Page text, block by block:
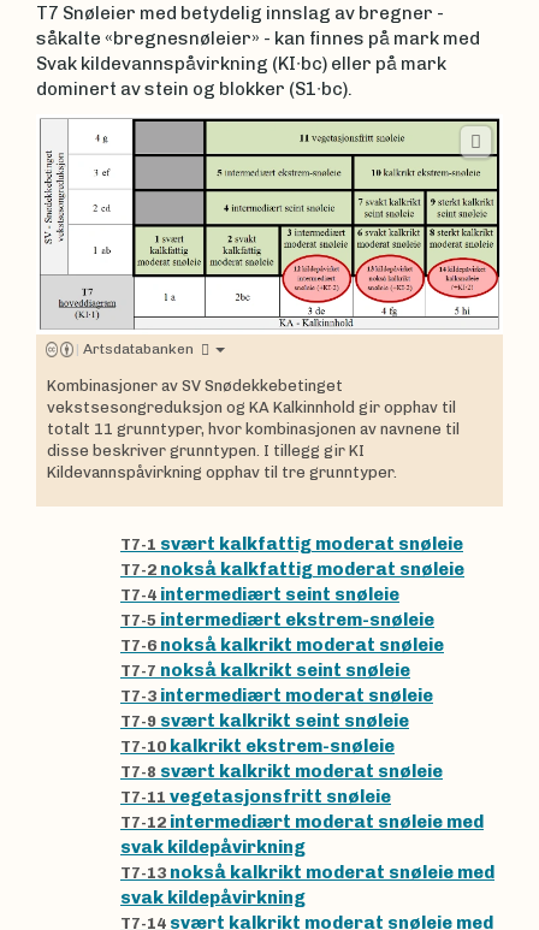
T7 Snøleier med betydelig innslag av bregner -
såkalte «bregnesnøleier» - kan finnes på mark med
Svak kildevannspåvirkning (KI∙bc) eller på mark
dominert av stein og blokker (S1∙bc).
| Artsdatabanken
Kombinasjoner av SV Snødekkebetinget
vekstsesongreduksjon og KA Kalkinnhold gir opphav til
totalt 11 grunntyper, hvor kombinasjonen av navnene til
disse beskriver grunntypen. I tillegg gir KI
Kildevannspåvirkning opphav til tre grunntyper.
T7-1 svært kalkfattig moderat snøleie
T7-2 nokså kalkfattig moderat snøleie
T7-4 intermediært seint snøleie
T7-5 intermediært ekstrem-snøleie
T7-6 nokså kalkrikt moderat snøleie
T7-7 nokså kalkrikt seint snøleie
T7-3 intermediært moderat snøleie
T7-9 svært kalkrikt seint snøleie
T7-10 kalkrikt ekstrem-snøleie
T7-8 svært kalkrikt moderat snøleie
T7-11 vegetasjonsfritt snøleie
T7-12 intermediært moderat snøleie med
svak kildepåvirkning
T7-13 nokså kalkrikt moderat snøleie med
svak kildepåvirkning
T7-14 svært kalkrikt moderat snøleie med